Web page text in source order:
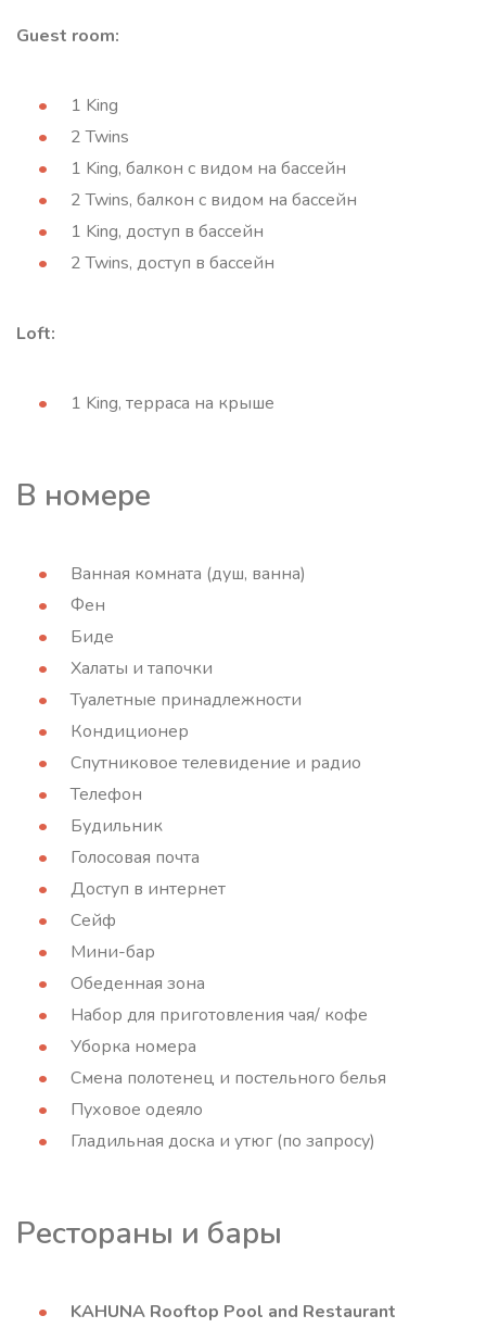
Guest room:
1 King
2 Twins
1 King, балкон с видом на бассейн
2 Twins, балкон с видом на бассейн
1 King, доступ в бассейн
2 Twins, доступ в бассейн
Loft:
1 King, терраса на крыше
В номере
Ванная комната (душ, ванна)
Фен
Биде
Халаты и тапочки
Туалетные принадлежности
Кондиционер
Спутниковое телевидение и радио
Телефон
Будильник
Голосовая почта
Доступ в интернет
Сейф
Мини-бар
Обеденная зона
Набор для приготовления чая/ кофе
Уборка номера
Смена полотенец и постельного белья
Пуховое одеяло
Гладильная доска и утюг (по запросу)
Рестораны и бары
KAHUNA Rooftop Pool and Restaurant